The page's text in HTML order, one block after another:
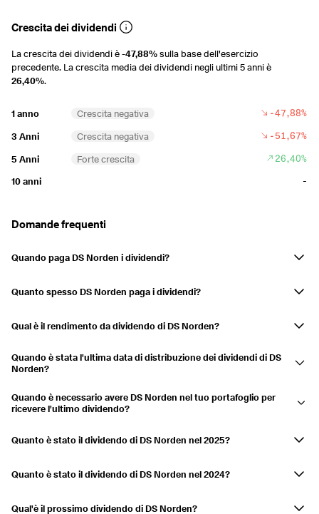
2025
Pagato
15.08.2025 19.08.2025
Pagato
13.03.2025 1,08%
Pagato
03.11.2023 07.11.2023
2,61%
Pagato
10.03.2023 14.03.2023 6,45%
2022
Pagato
07.11.2022
Pagato
19.08.2022 23.08.2022
7,87%
Domande frequenti
Quando paga DS Norden i dividendi?
agosto e novembre.
Quanto spesso DS Norden paga i dividendi?
Qual è il rendimento da dividendo di DS Norden?
diminuite di 51,67% negli ultimi 3 anni.
Quando è stata l'ultima data di distribuzione dei dividendi di DS
Norden?
Quando è necessario avere DS Norden nel tuo portafoglio per
ricevere l'ultimo dividendo?
distribuzione.
Quanto è stato il dividendo di DS Norden nel 2025?
Quanto è stato il dividendo di DS Norden nel 2024?
Qual'è il prossimo dividendo di DS Norden?
Crescita dei dividendi
La crescita dei dividendi è-47,88%sulla base dell'esercizio
precedente. La crescita media dei dividendi negli ultimi 5 anni è
26,40%.
1 anno Crescita negativa -47,88%
3 Anni Crescita negativa -51,67%
5 Anni Forte crescita
26,40%
10 anni
-